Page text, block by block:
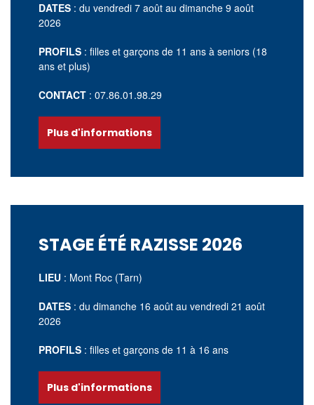
DATES : du vendredi 7 août au dimanche 9 août
2026
PROFILS : filles et garçons de 11 ans à seniors (18
ans et plus)
CONTACT : 07.86.01.98.29
Plus d'informations
STAGE ÉTÉ RAZISSE 2026
LIEU : Mont Roc (Tarn)
DATES : du dimanche 16 août au vendredi 21 août
2026
PROFILS : filles et garçons de 11 à 16 ans
Plus d'informations